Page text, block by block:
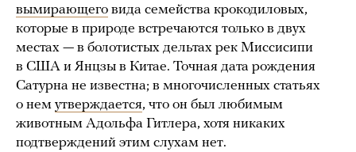
вымирающего вида семейства крокодиловых,
которые в природе встречаются только в двух
местах — в болотистых дельтах рек Миссисипи
в США и Янцзы в Китае. Точная дата рождения
Сатурна не известна; в многочисленных статьях
о нем утверждается, что он был любимым
животным Адольфа Гитлера, хотя никаких
подтверждений этим слухам нет.